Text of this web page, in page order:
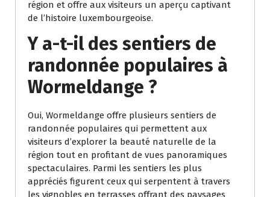
région et offre aux visiteurs un aperçu captivant
de l’histoire luxembourgeoise.
Y a-t-il des sentiers de
randonnée populaires à
Wormeldange ?
Oui, Wormeldange offre plusieurs sentiers de
randonnée populaires qui permettent aux
visiteurs d’explorer la beauté naturelle de la
région tout en profitant de vues panoramiques
spectaculaires. Parmi les sentiers les plus
appréciés figurent ceux qui serpentent à travers
les vignobles en terrasses offrant des paysages